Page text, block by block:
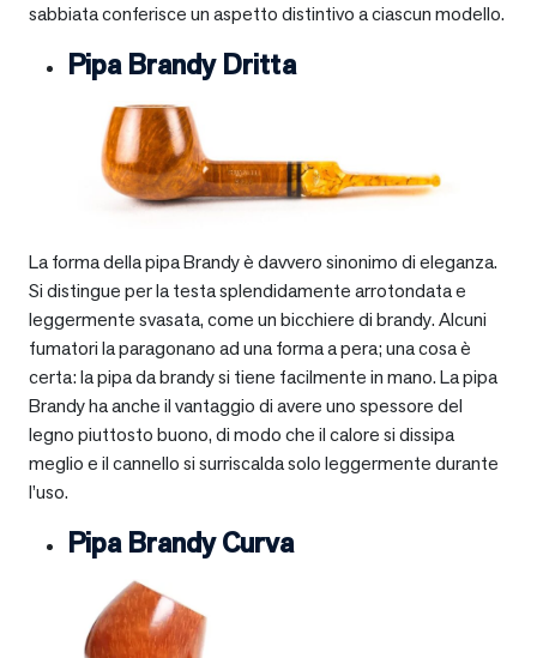
sabbiata conferisce un aspetto distintivo a ciascun modello.
Pipa Brandy Dritta
La forma della pipa Brandy è davvero sinonimo di eleganza.
Si distingue per la testa splendidamente arrotondata e
leggermente svasata, come un bicchiere di brandy. Alcuni
fumatori la paragonano ad una forma a pera; una cosa è
certa: la pipa da brandy si tiene facilmente in mano. La pipa
Brandy ha anche il vantaggio di avere uno spessore del
legno piuttosto buono, di modo che il calore si dissipa
meglio e il cannello si surriscalda solo leggermente durante
l’uso.
Pipa Brandy Curva